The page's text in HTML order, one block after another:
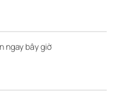
ngay bây giờ